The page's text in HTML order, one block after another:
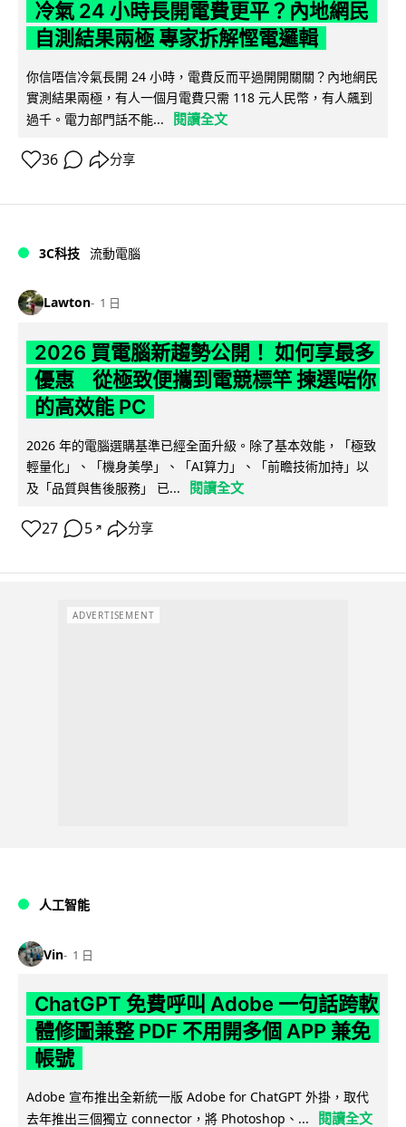
冷氣 24 小時長開電費更平？內地網民
自測結果兩極 專家拆解慳電邏輯
你信唔信冷氣長開 24 小時，電費反而平過開開關關？內地網民
實測結果兩極，有人一個月電費只需 118 元人民幣，有人飆到
過千。電力部門話不能...
閱讀全文
36 分享
3C科技 流動電腦
Lawton 1 日
2026 買電腦新趨勢公開！ 如何享最多
優惠 從極致便攜到電競標竿 揀選啱你
的高效能 PC
2026 年的電腦選購基準已經全面升級。除了基本效能，「極致
輕量化」、「機身美學」、「AI算力」、「前瞻技術加持」以
及「品質與售後服務」 已...
閱讀全文
27 5 ↗ 分享
ADVERTISEMENT
人工智能
Vin 1 日
ChatGPT 免費呼叫 Adobe 一句話跨軟
體修圖兼整 PDF 不用開多個 APP 兼免
帳號
Adobe 宣布推出全新統一版 Adobe for ChatGPT 外掛，取代
去年推出三個獨立 connector，將 Photoshop、...
閱讀全文